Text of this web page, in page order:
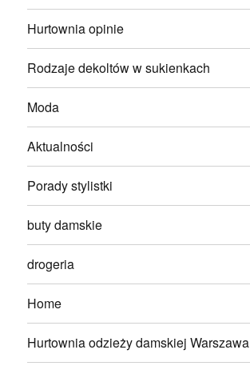
Hurtownia opinie
Rodzaje dekoltów w sukienkach
Moda
Aktualności
Porady stylistki
buty damskie
drogeria
Home
Hurtownia odzieży damskiej Warszawa